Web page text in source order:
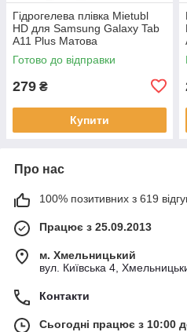
Гідрогелева плівка Mietubl
HD для Samsung Galaxy Tab
A11 Plus Матова
Готово до відправки
279 ₴
Купити
Про нас
100% позитивних з 619
Працює з 25.09.2013
м. Хмельницький
вул. Київська 4,
Контакти
Сьогодні працює з 10:00